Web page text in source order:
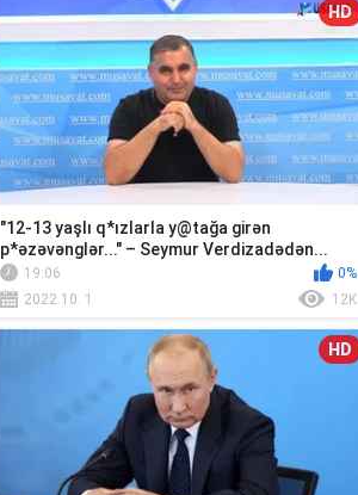
HD
"12-13 yaşlı q*ızlarla y@tağa girən
p*əzəvənglər..." – Seymur Verdizadədən...
19:06
0%
2022.10. 1
12K
HD